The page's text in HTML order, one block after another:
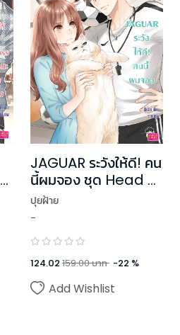
JAGUAR ระวังให้ดี! คน
นี้ผมจอง ชุด Head U,
Luv You
ปุยฝ้าย
-
124.02 159.00บาท -22 %
Add Wishlist